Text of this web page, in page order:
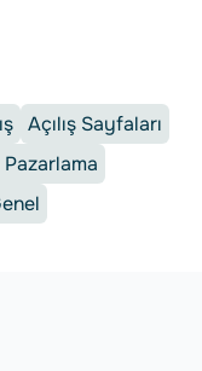
Açılış Sayfaları